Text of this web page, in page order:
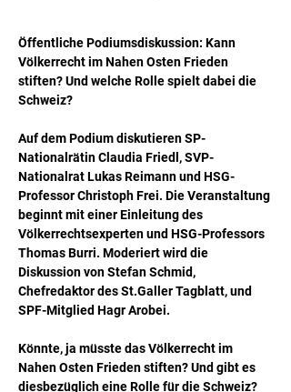
Öffentliche Podiumsdiskussion: Kann
Völkerrecht im Nahen Osten Frieden
stiften? Und welche Rolle spielt dabei die
Schweiz?
Auf dem Podium diskutieren SP-
Nationalrätin Claudia Friedl, SVP-
Nationalrat Lukas Reimann und HSG-
Professor Christoph Frei. Die Veranstaltung
beginnt mit einer Einleitung des
Völkerrechtsexperten und HSG-Professors
Thomas Burri. Moderiert wird die
Diskussion von Stefan Schmid,
Chefredaktor des St.Galler Tagblatt, und
SPF-Mitglied Hagr Arobei.
Könnte, ja müsste das Völkerrecht im
Nahen Osten Frieden stiften? Und gibt es
diesbezüglich eine Rolle für die Schweiz?